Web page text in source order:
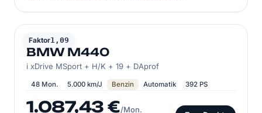
Faktor1,09
BMW
BMW M440
i xDrive MSport + H/K + 19 + DAprof
48 Mon. 5.000 km/J Benzin Automatik 392 PS
1.087,43 €/Mon.